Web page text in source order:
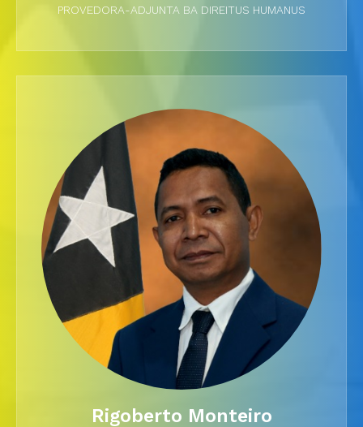
PROVEDORA-ADJUNTA BA DIREITUS HUMANUS
Rigoberto Monteiro